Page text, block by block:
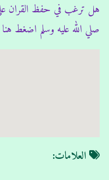
هل ترغب في حفظ القران
صلي الله عليه وسلم اضغط هنا
العلامات: